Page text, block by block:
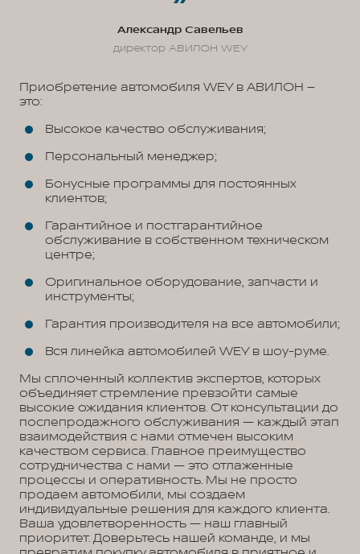
Александр Савельев
директор АВИЛОН WEY
Приобретение автомобиля WEY в АВИЛОН –
это:
Высокое качество обслуживания;
Персональный менеджер;
Бонусные программы для постоянных
клиентов;
Гарантийное и постгарантийное
обслуживание в собственном техническом
центре;
Оригинальное оборудование, запчасти и
инструменты;
Гарантия производителя на все автомобили;
Вся линейка автомобилей WEY в шоу-руме.
Мы сплоченный коллектив экспертов, которых
объединяет стремление превзойти самые
высокие ожидания клиентов. От консультации до
послепродажного обслуживания — каждый этап
взаимодействия с нами отмечен высоким
качеством сервиса. Главное преимущество
сотрудничества с нами — это отлаженные
процессы и оперативность. Мы не просто
продаем автомобили, мы создаем
индивидуальные решения для каждого клиента.
Ваша удовлетворенность — наш главный
приоритет. Доверьтесь нашей команде, и мы